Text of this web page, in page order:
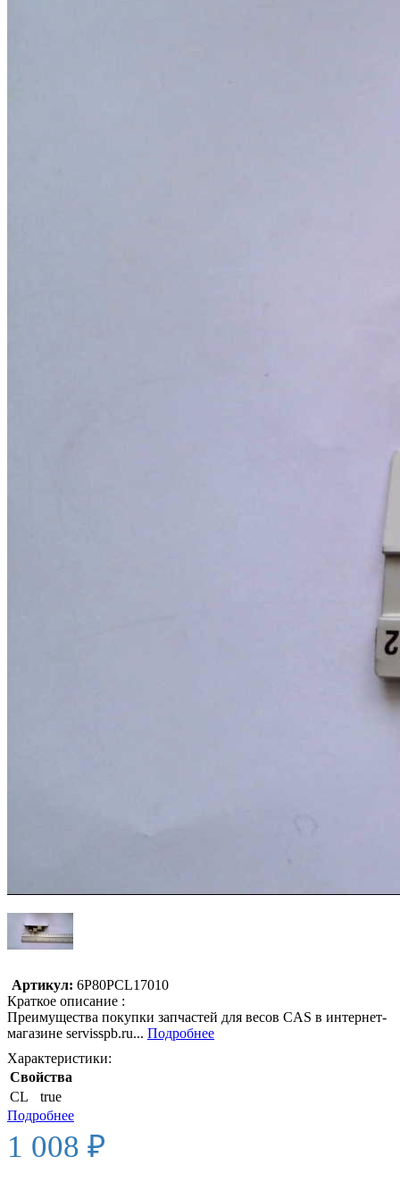
Артикул: 6P80PCL17010
Краткое описание :
Преимущества покупки запчастей для весов CAS в интернет-
магазине servisspb.ru... Подробнее
Характеристики:
Свойства
CL
true
Подробнее
1 008 ₽